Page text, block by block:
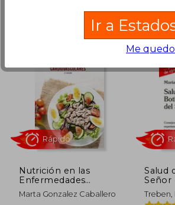
Nutrición en las
Enfermedades
Cardiovasculares-2ª-
Edición (Alimentacion
Marta Gonzalez Caballero
Salud
Señor
Treben,
Ir a
Me